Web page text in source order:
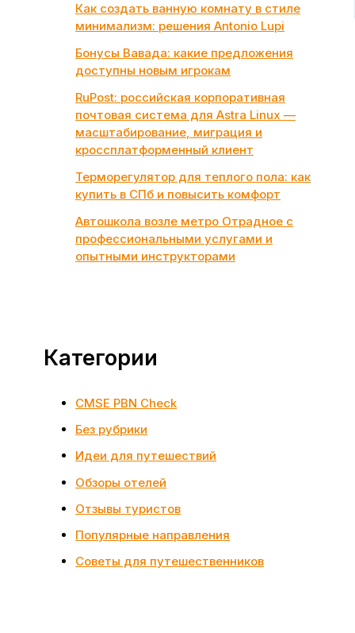
Как создать ванную комнату в стиле
минимализм: решения Antonio Lupi
Бонусы Вавада: какие предложения
доступны новым игрокам
RuPost: российская корпоративная
почтовая система для Astra Linux —
масштабирование, миграция и
кроссплатформенный клиент
Терморегулятор для теплого пола: как
купить в СПб и повысить комфорт
Автошкола возле метро Отрадное с
профессиональными услугами и
опытными инструкторами
Категории
CMSE PBN Check
Без рубрики
Идеи для путешествий
Обзоры отелей
Отзывы туристов
Популярные направления
Советы для путешественников